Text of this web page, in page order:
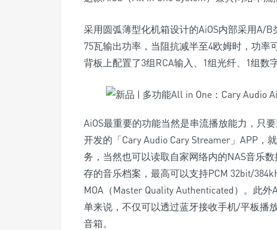
采用圆弧薄型化机箱设计的AiOS内部采用A/
75瓦输出功率，当阻抗减半至4欧姆时，功率
背板上配置了3组RCA输入、1组光纤、1组数
AiOS最重要的功能当然是串流播放能力，只
开发的「Cary Audio Cary Streamer」APP，
务，当然也可以读取自家网络内的NAS音乐
存的音乐档案，最高可以支持PCM 32bit/
MOA（Master Quality Authenticated）。此
单来说，不仅可以透过蓝牙接收手机/平板播
音箱。